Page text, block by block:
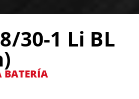
30-1 Li BL
BATERÍA